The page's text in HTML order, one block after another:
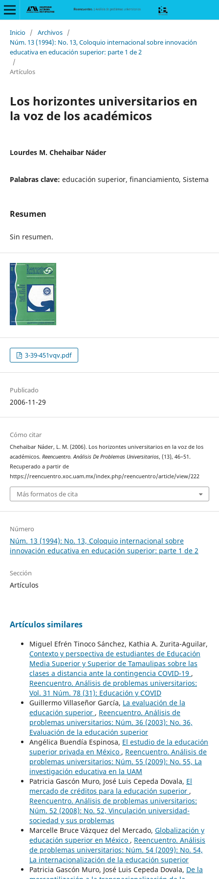
Inicio / Archivos /
Núm. 13 (1994): No. 13, Coloquio internacional sobre innovación
educativa en educación superior: parte 1 de 2
/
Artículos
Los horizontes universitarios en
la voz de los académicos
Lourdes M. Chehaibar Náder
Palabras clave: educación superior, financiamiento, Sistema
Resumen
Sin resumen.
3-39-451vqv.pdf
Publicado
2006-11-29
Cómo citar
Chehaibar Náder, L. M. (2006). Los horizontes universitarios en la voz de los
académicos. Reencuentro. Análisis De Problemas Universitarios, (13), 46–51.
Recuperado a partir de
https://reencuentro.xoc.uam.mx/index.php/reencuentro/article/view/222
Más formatos de cita
Número
Núm. 13 (1994): No. 13, Coloquio internacional sobre
innovación educativa en educación superior: parte 1 de 2
Sección
Artículos
Artículos similares
Miguel Efrén Tinoco Sánchez, Kathia A. Zurita-Aguilar,
Contexto y perspectiva de estudiantes de Educación
Media Superior y Superior de Tamaulipas sobre las
clases a distancia ante la contingencia COVID-19 ,
Reencuentro. Análisis de problemas universitarios:
Vol. 31 Núm. 78 (31): Educación y COVID
Guillermo Villaseñor García, La evaluación de la
educación superior , Reencuentro. Análisis de
problemas universitarios: Núm. 36 (2003): No. 36,
Evaluación de la educación superior
Angélica Buendía Espinosa, El estudio de la educación
superior privada en México , Reencuentro. Análisis de
problemas universitarios: Núm. 55 (2009): No. 55, La
investigación educativa en la UAM
Patricia Gascón Muro, José Luis Cepeda Dovala, El
mercado de créditos para la educación superior ,
Reencuentro. Análisis de problemas universitarios:
Núm. 52 (2008): No. 52, Vinculación universidad-
sociedad y sus problemas
Marcelle Bruce Vázquez del Mercado, Globalización y
educación superior en México , Reencuentro. Análisis
de problemas universitarios: Núm. 54 (2009): No. 54,
La internacionalización de la educación superior
Patricia Gascón Muro, José Luis Cepeda Dovala, De la